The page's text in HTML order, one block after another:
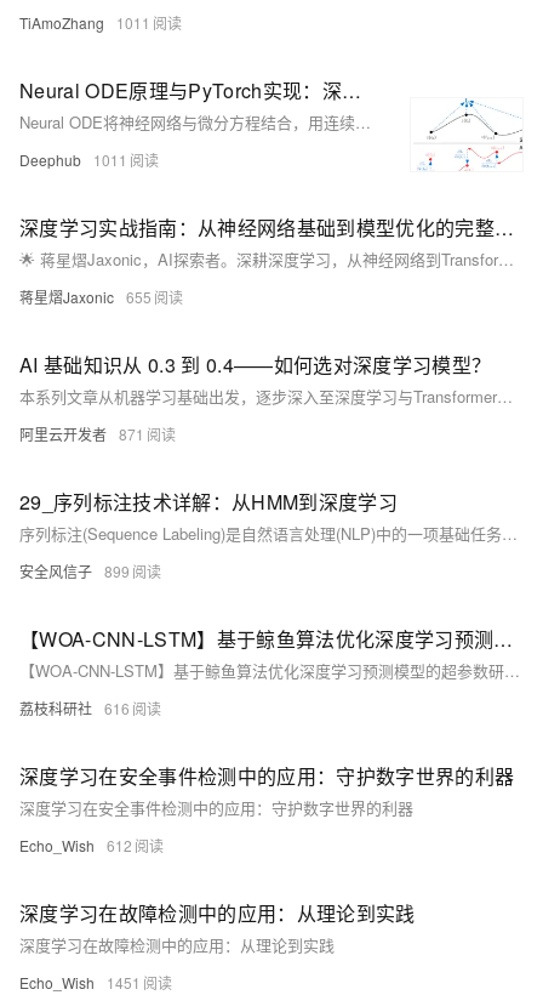
TiAmoZhang 1011
Neural ODE原理与PyTorch实现：深度学习模型的自适应深度调节
Neural ODE将神经网络与微分方程结合，用连续思维建模数据演化，突破传统离散层的限制，实现自适应深度与高效连续学习。
Deephub 1011
深度学习实战指南：从神经网络基础到模型优化的完整攻略
🌟 蒋星熠Jaxonic，AI探索者。深耕深度学习，从神经网络到Transformer，用代码践行智能革命。分享实战经验，助你构建CV、NLP模型，共赴二进制星辰大海。
蒋星熠Jaxonic 655
AI 基础知识从 0.3 到 0.4——如何选对深度学习模型？
本系列文章从机器学习基础出发，逐步深入至深度学习与Transformer模型，探讨AI关键技术原理及应用。内容涵盖模型架构解析、典型模型对比、预训练与微调策略，并结合Hugging Face平台进行实战演示，适合初学者与开发者系统学习AI核心知识。
阿里云开发者 871
29_序列标注技术详解：从HMM到深度学习
序列标注(Sequence Labeling)是自然语言处理(NLP)中的一项基础任务，其目标是为序列中的每个元素分配一个标签。在NLP领域，序列标注技术广泛应用于分词、词性标注、命名实体识别、情感分析等任务。
安全风信子 899
【WOA-CNN-LSTM】基于鲸鱼算法优化深度学习预测模型的超参数研究（Matlab代码实现）
【WOA-CNN-LSTM】基于鲸鱼算法优化深度学习预测模型的超参数研究（Matlab代码实现）
荔枝科研社 616
深度学习在安全事件检测中的应用：守护数字世界的利器
深度学习在安全事件检测中的应用：守护数字世界的利器
Echo_Wish 612
深度学习在故障检测中的应用：从理论到实践
深度学习在故障检测中的应用：从理论到实践
Echo_Wish 1451